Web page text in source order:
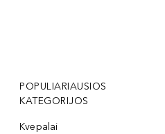
POPULIARIAUSIOS
KATEGORIJOS
Kvepalai